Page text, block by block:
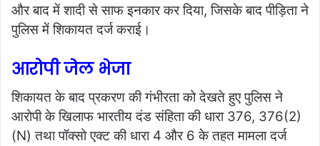
और बाद में शादी से साफ इनकार कर दिया, जिसके बाद पीड़िता ने
पुलिस में शिकायत दर्ज कराई।
आरोपी जेल भेजा
शिकायत के बाद प्रकरण की गंभीरता को देखते हुए पुलिस ने
आरोपी के खिलाफ भारतीय दंड संहिता की धारा 376, 376(2)
(N) तथा पॉक्सो एक्ट की धारा 4 और 6 के तहत मामला दर्ज